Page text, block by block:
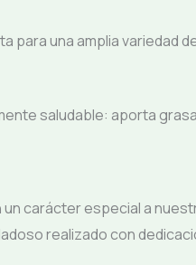
para una amplia variedad
saludable: aporta
carácter especial a
realizado con